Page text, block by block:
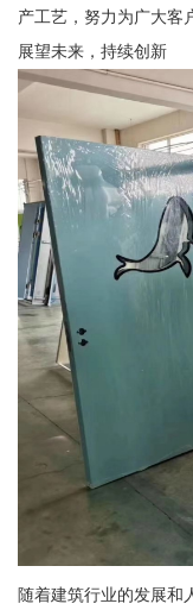
产工艺，努力为广大客
展望未来，持续创新
随着建筑行业的发展和